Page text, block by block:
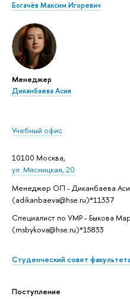
Богачёв Максим Игоревич
Менеджер
Диканбаева Асия
Учебный офис
10100 Москва,
ул. Мясницкая, 20
Менеджер ОП - Диканбаева
(adikanbaeva@hse.ru)*11337
Специалист по УМР - Быкова
(msbykova@hse.ru)*15833
Студенческий совет
Поступление